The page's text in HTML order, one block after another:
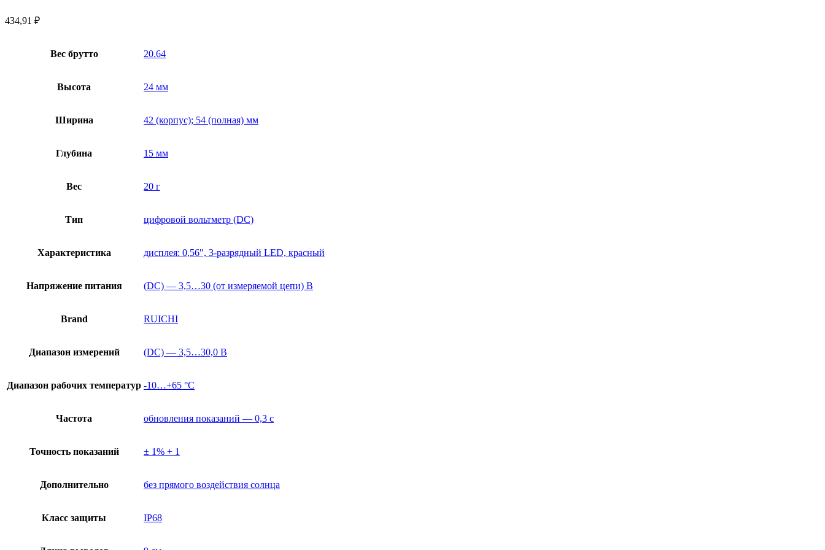
434,91 ₽
Вес брутто 20.64
Высота 24 мм
Ширина 42 (корпус); 54 (полная) мм
Глубина 15 мм
Вес 20 г
Тип цифровой вольтметр (DC)
Характеристика дисплея: 0,56", 3-разрядный LED, красный
Напряжение питания (DC) — 3,5…30 (от измеряемой цепи) В
Brand RUICHI
Диапазон измерений (DC) — 3,5…30,0 В
Диапазон рабочих температур -10…+65 °С
Частота обновления показаний — 0,3 с
Точность показаний ± 1% + 1
Дополнительно без прямого воздействия солнца
Класс защиты IP68